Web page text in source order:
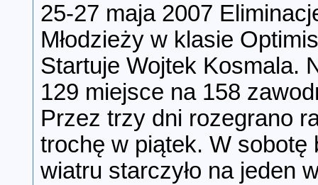
25-27 maja 2007
Młodzieży w klasie
Startuje Wojtek Kosmala.
129 miejsce na 158
Przez trzy dni rozegrano
trochę w piątek. W sobotę
wiatru starczyło na jeden